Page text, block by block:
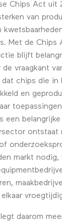
Chips Act
van
Met de Chips
blijft
de vraagkant
chips die in
en
een
ontstaat
markt nodig,
elkaar
daarom